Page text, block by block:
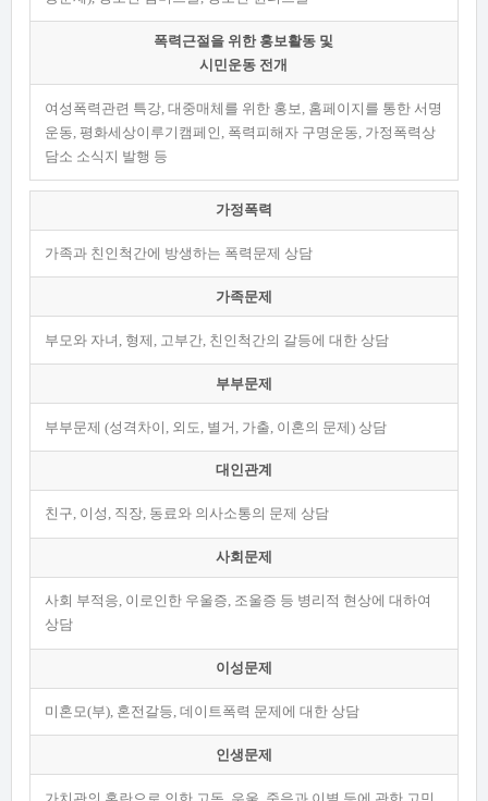
폭력근절을 위한 홍보활동 및
시민운동 전개
여성폭력관련 특강, 대중매체를 위한 홍보, 홈페이지를 통한 서명
운동, 평화세상이루기캠페인, 폭력피해자 구명운동, 가정폭력상
담소 소식지 발행 등
가정폭력
가족과 친인척간에 방생하는 폭력문제 상담
가족문제
부모와 자녀, 형제, 고부간, 친인척간의 갈등에 대한 상담
부부문제
부부문제 (성격차이, 외도, 별거, 가출, 이혼의 문제) 상담
대인관계
친구, 이성, 직장, 동료와 의사소통의 문제 상담
사회문제
사회 부적응, 이로인한 우울증, 조울증 등 병리적 현상에 대하여
상담
이성문제
미혼모(부), 혼전갈등, 데이트폭력 문제에 대한 상담
인생문제